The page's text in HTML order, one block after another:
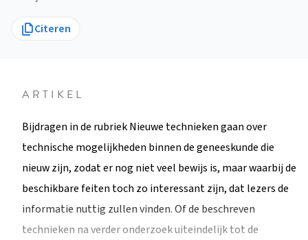
Citeren
ARTIKEL
Bijdragen in de rubriek Nieuwe technieken gaan over
technische mogelijkheden binnen de geneeskunde die
nieuw zijn, zodat er nog niet veel bewijs is, maar waarbij de
beschikbare feiten toch zo interessant zijn, dat lezers de
informatie nuttig zullen vinden. Of de beschreven
technieken na verder onderzoek uiteindelijk tot de